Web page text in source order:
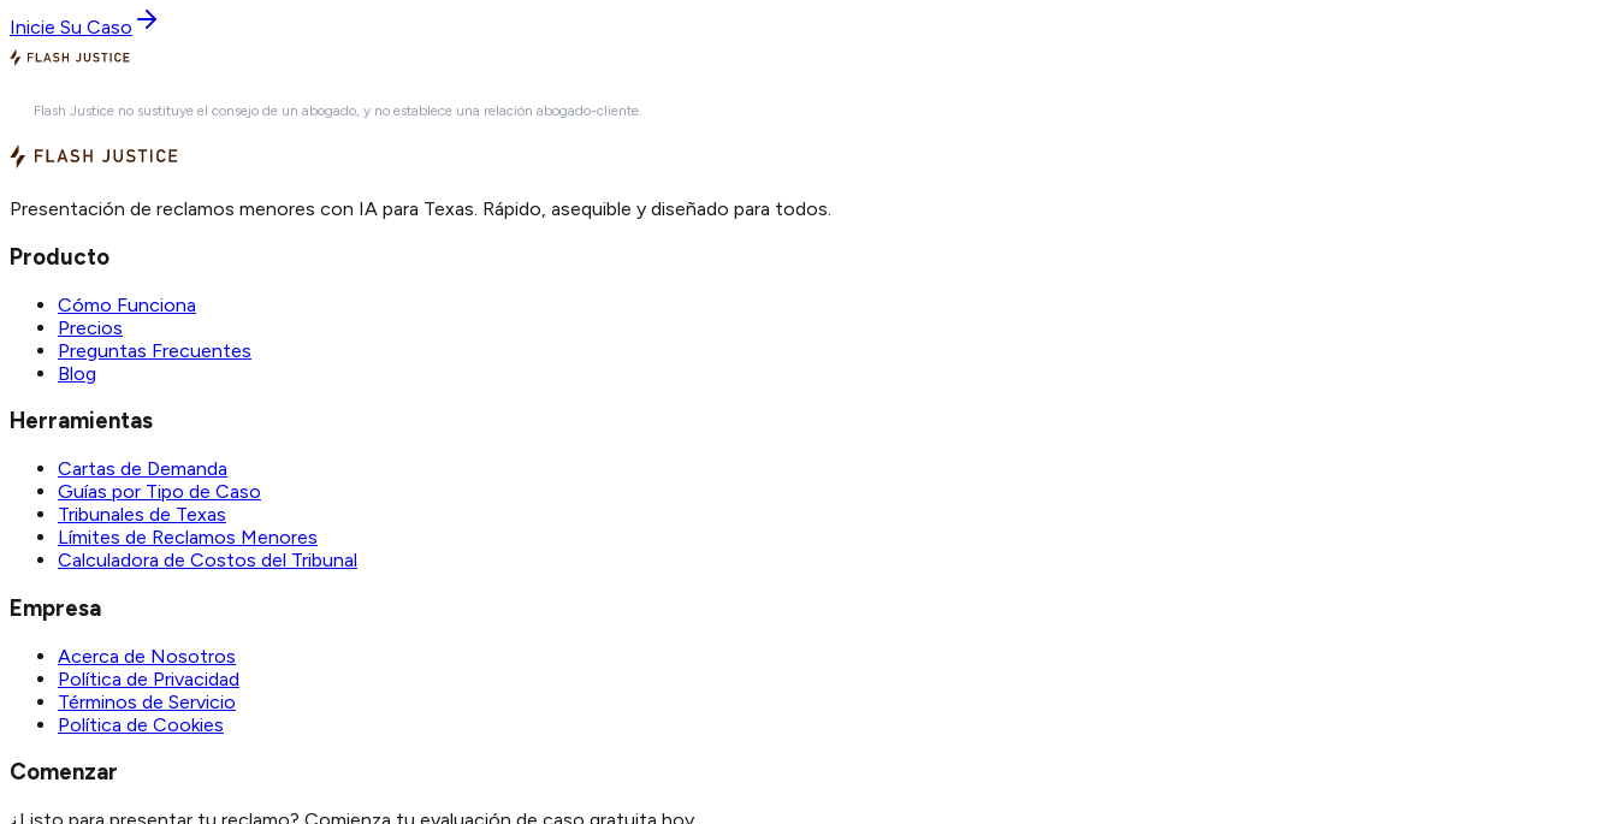
Inicie Su Caso
Flash Justice no sustituye el consejo de un abogado, y no establece una relación abogado-cliente.
Presentación de reclamos menores con IA para Texas. Rápido, asequible y diseñado para todos.
Producto
Cómo Funciona
Precios
Preguntas Frecuentes
Blog
Herramientas
Cartas de Demanda
Guías por Tipo de Caso
Tribunales de Texas
Límites de Reclamos Menores
Calculadora de Costos del Tribunal
Empresa
Acerca de Nosotros
Política de Privacidad
Términos de Servicio
Política de Cookies
Comenzar